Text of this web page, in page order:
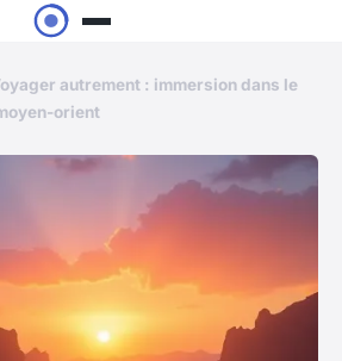
autrement : immersion dans le
orient